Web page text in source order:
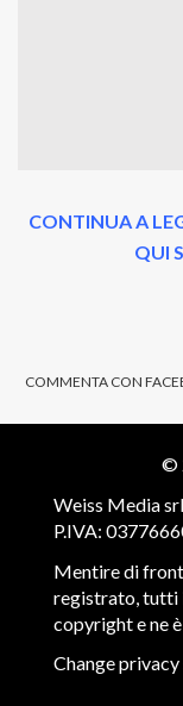
CONTINUA A
QUI
COMMENTA CON
©
Weiss Media srl
P.IVA:
Mentire di
registrato, tutti
copyright e ne
Change